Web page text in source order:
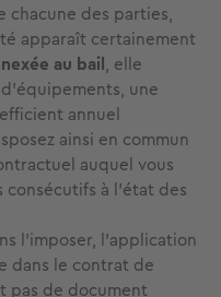
chacune des parties,
apparaît certainement
au bail, elle
une
annuel
ainsi en commun
auquel vous
à l'état des
l'imposer, l'application
dans le contrat de
pas de document